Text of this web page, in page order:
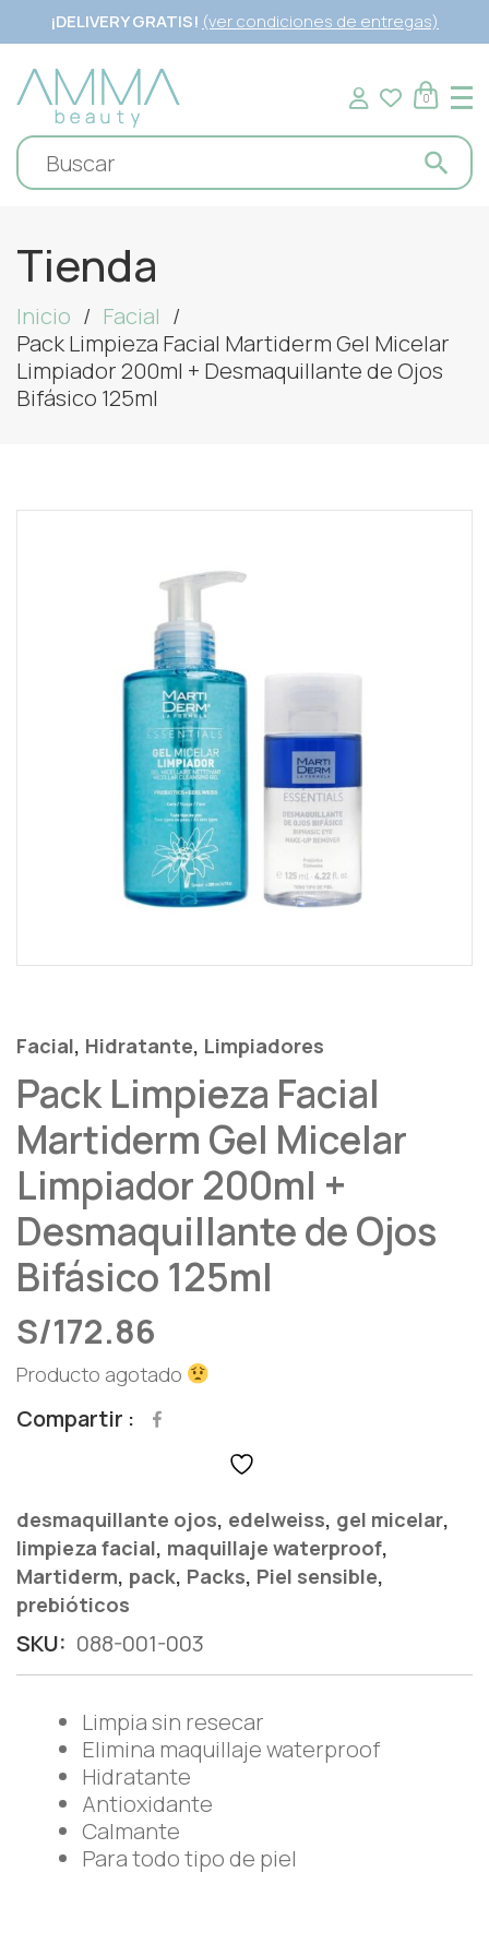
¡DELIVERY GRATIS! (ver condiciones de entregas)
0
Tienda
Inicio
Facial
Pack Limpieza Facial Martiderm Gel Micelar
Limpiador 200ml + Desmaquillante de Ojos
Bifásico 125ml
Facial, Hidratante, Limpiadores
Pack Limpieza Facial
Martiderm Gel Micelar
Limpiador 200ml +
Desmaquillante de Ojos
Bifásico 125ml
S/172.86
Producto agotado
Compartir
desmaquillante ojos, edelweiss, gel micelar,
limpieza facial, maquillaje waterproof,
Martiderm, pack, Packs, Piel sensible,
prebióticos
SKU: 088-001-003
Limpia sin resecar
Elimina maquillaje waterproof
Hidratante
Antioxidante
Calmante
Para todo tipo de piel